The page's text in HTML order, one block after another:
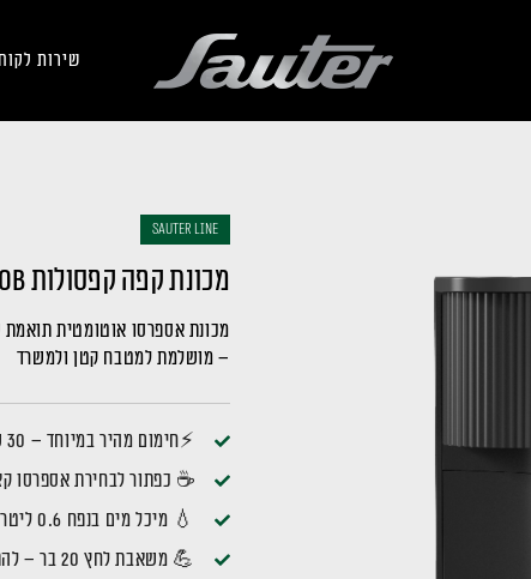
שירות
sauter LINE
מכונת קפה קפסולות SCM2100B
מכונת אספרסו אוטומטית תואמת
– מושלמת למטבח קטן ולמשרד
⚡חימום מהיר במיוחד – 30 שניות בלבד
☕ כפתור לבחירת אספרסו
💧 מיכל מים בנפח 0.6 ליטר – קומפקטי ונשלף בקלות
💪 משאבת לחץ 20 בר – להפקת אספרסו עשיר עם קרמה מושלמת